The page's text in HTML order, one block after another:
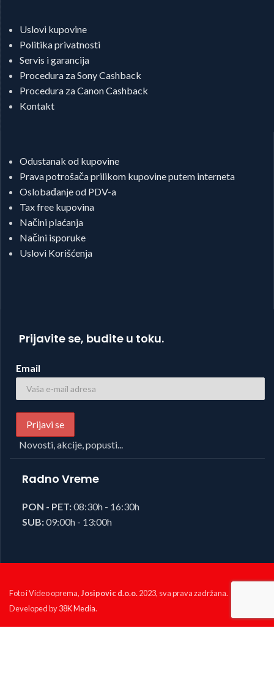
Uslovi kupovine
Politika privatnosti
Servis i garancija
Procedura za Sony Cashback
Procedura za Canon Cashback
Kontakt
Odustanak od kupovine
Prava potrošača prilikom kupovine putem interneta
Oslobađanje od PDV-a
Tax free kupovina
Načini plaćanja
Načini isporuke
Uslovi Korišćenja
Prijavite se, budite u toku.
Email
Novosti, akcije, popusti...
Radno Vreme
PON - PET:08:30h - 16:30h
SUB:09:00h - 13:00h
Foto i Video oprema,Josipovic d.o.o.2023, sva prava zadržana.
Developed by38K Media.